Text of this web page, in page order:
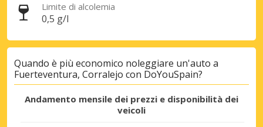
Sconti speciali
Accedi alle offerte esclusive dei nostri
fornitori
Limite di alcolemia
0,5 g/l
Quando è più economico noleggiare un'auto a
Fuerteventura, Corralejo con DoYouSpain?
Andamento mensile dei prezzi e disponibilità dei
veicoli